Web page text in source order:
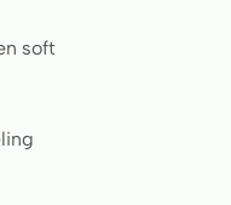
soft